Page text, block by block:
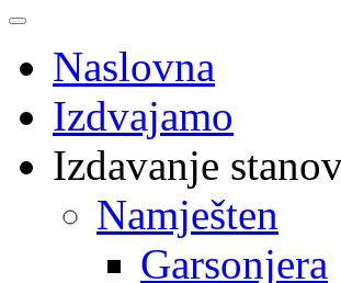
Naslovna
Izdvajamo
Izdavanje
Namješten
Garsonjera